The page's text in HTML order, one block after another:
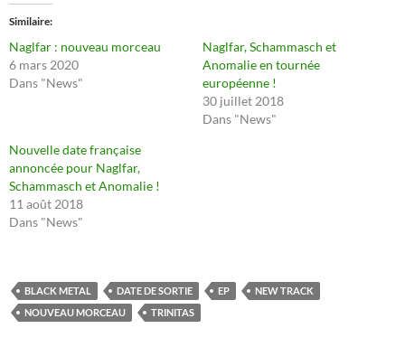
Similaire
Naglfar : nouveau morceau
6 mars 2020
Dans "News"
Naglfar, Schammasch et
Anomalie en tournée
européenne !
30 juillet 2018
Dans "News"
Nouvelle date française
annoncée pour Naglfar,
Schammasch et Anomalie !
11 août 2018
Dans "News"
BLACK METAL DATE DE SORTIE EP
NEW TRACK
NOUVEAU MORCEAU
TRINITAS